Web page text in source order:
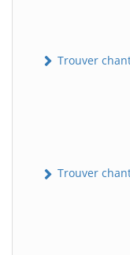
Trouver
Trouver